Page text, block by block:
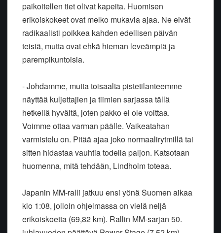
paikoitellen tiet olivat kapeita. Huomisen
erikoiskokeet ovat melko mukavia ajaa. Ne eivät
radikaalisti poikkea kahden edellisen päivän
teistä, mutta ovat ehkä hieman leveämpiä ja
parempikuntoisia.
- Johdamme, mutta toisaalta pistetilanteemme
näyttää kuljettajien ja tiimien sarjassa tällä
hetkellä hyvältä, joten pakko ei ole voittaa.
Voimme ottaa varman päälle. Vaikeatahan
varmistelu on. Pitää ajaa joko normaalirytmillä tai
sitten hidastaa vauhtia todella paljon. Katsotaan
huomenna, mitä tehdään, Lindholm toteaa.
Japanin MM-ralli jatkuu ensi yönä Suomen aikaa
klo 1:08, jolloin ohjelmassa on vielä neljä
erikoiskoetta (69,82 km). Rallin MM-sarjan 50.